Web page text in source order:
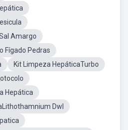
Amargo
Fígado Pedras
Kit Limpeza HepáticaTurbo
Hepática
Dwl